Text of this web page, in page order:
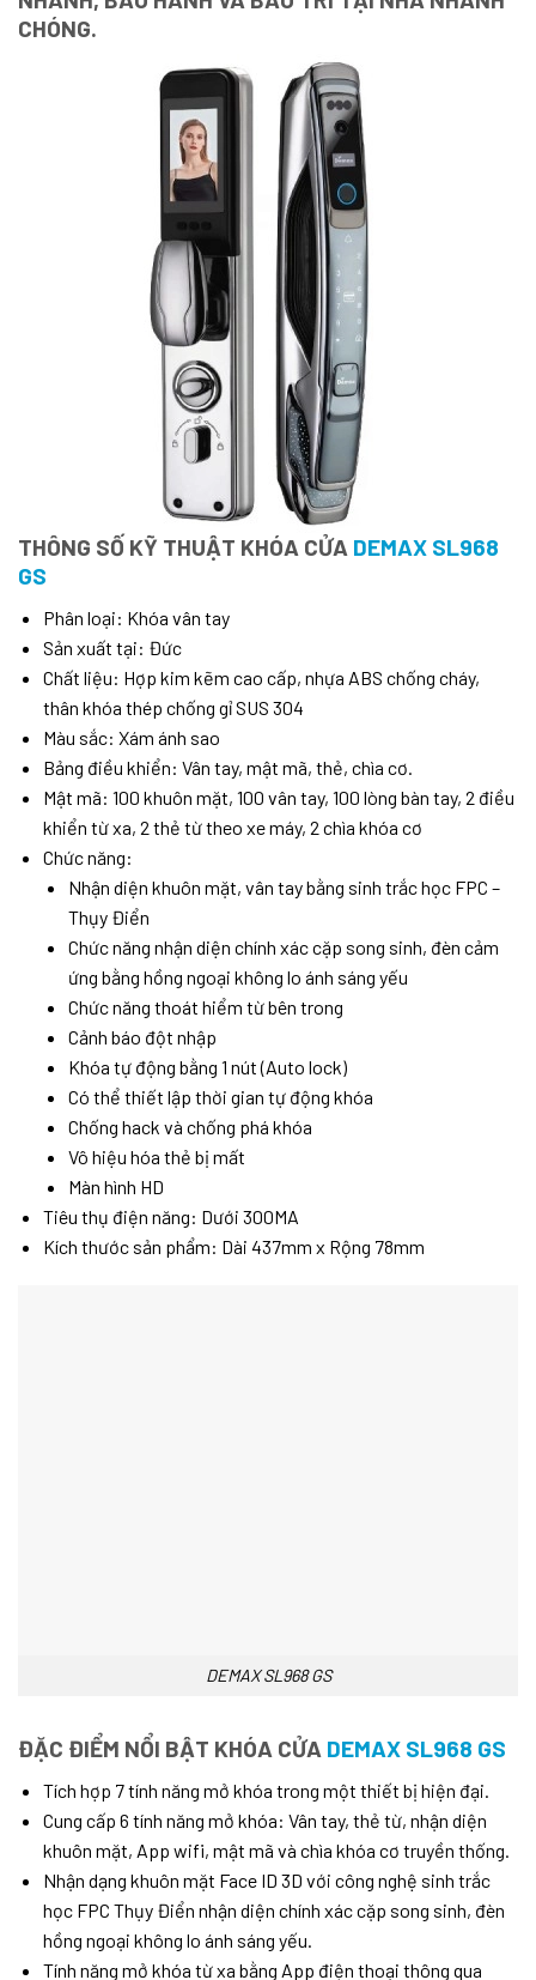
CHÓNG.
THÔNG SỐ KỸ THUẬT KHÓA CỬA DEMAX SL968
GS
Phân loại: Khóa vân tay
Sản xuất tại: Đức
Chất liệu: Hợp kim kẽm cao cấp, nhựa ABS chống cháy,
thân khóa thép chống gỉ SUS 304
Màu sắc: Xám ánh sao
Bảng điều khiển: Vân tay, mật mã, thẻ, chìa cơ.
Mật mã: 100 khuôn mặt, 100 vân tay, 100 lòng bàn tay, 2 điều
khiển từ xa, 2 thẻ từ theo xe máy, 2 chìa khóa cơ
Chức năng:
Nhận diện khuôn mặt, vân tay bằng sinh trắc học FPC –
Thụy Điển
Chức năng nhận diện chính xác cặp song sinh, đèn cảm
ứng bằng hồng ngoại không lo ánh sáng yếu
Chức năng thoát hiểm từ bên trong
Cảnh báo đột nhập
Khóa tự động bằng 1 nút (Auto lock)
Có thể thiết lập thời gian tự động khóa
Chống hack và chống phá khóa
Vô hiệu hóa thẻ bị mất
Màn hình HD
Tiêu thụ điện năng: Dưới 300MA
Kích thước sản phẩm: Dài 437mm x Rộng 78mm
DEMAX SL968 GS
ĐẶC ĐIỂM NỔI BẬT KHÓA CỬA DEMAX SL968 GS
Tích hợp 7 tính năng mở khóa trong một thiết bị hiện đại.
Cung cấp 6 tính năng mở khóa: Vân tay, thẻ từ, nhận diện
khuôn mặt, App wifi, mật mã và chìa khóa cơ truyền thống.
Nhận dạng khuôn mặt Face ID 3D với công nghệ sinh trắc
học FPC Thụy Điển nhận diện chính xác cặp song sinh, đèn
hồng ngoại không lo ánh sáng yếu.
Tính năng mở khóa từ xa bằng App điện thoại thông qua